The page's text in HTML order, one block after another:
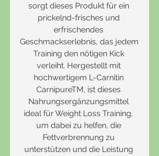
sorgt dieses Produkt für ein
prickelnd-frisches und
erfrischendes
Geschmackserlebnis, das jedem
Training den nötigen Kick
verleiht. Hergestellt mit
hochwertigem L-Carnitin
CarnipureTM, ist dieses
Nahrungsergänzungsmittel
ideal für Weight Loss Training,
um dabei zu helfen, die
Fettverbrennung zu
unterstützen und die Leistung